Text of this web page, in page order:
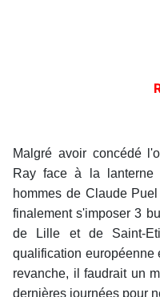
Malgré avoir concédé
Ray face à la
hommes de Claude
finalement s'imposer 3
de Lille et de Saint-
qualification européenne
revanche, il faudrait un
dernières journées pour